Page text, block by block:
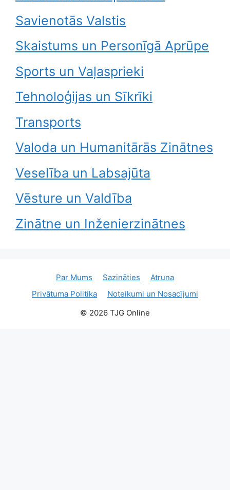
Savienotās Valstis
Skaistums un Personīgā Aprūpe
Sports un Vaļasprieki
Tehnoloģijas un Sīkrīki
Transports
Valoda un Humanitārās Zinātnes
Veselība un Labsajūta
Vēsture un Valdība
Zinātne un Inženierzinātnes
Par Mums Sazināties
Atruna
Privātuma Politika
Noteikumi un Nosacījumi
© 2026 TJG Online